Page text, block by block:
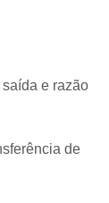
e razão
de